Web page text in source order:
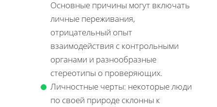
Основные причины могут включать
личные переживания,
отрицательный опыт
взаимодействия с контрольными
органами и разнообразные
стереотипы о проверяющих.
Личностные черты: некоторые люди
по своей природе склонны к